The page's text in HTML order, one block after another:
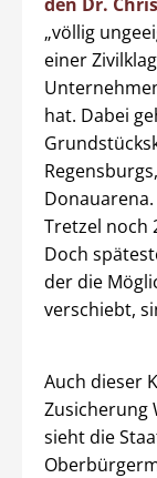
„völlig
einer
hat. Dabei
Tretzel noch
Doch
der die
verschiebt,
Auch dieser
Zusicherung
sieht die